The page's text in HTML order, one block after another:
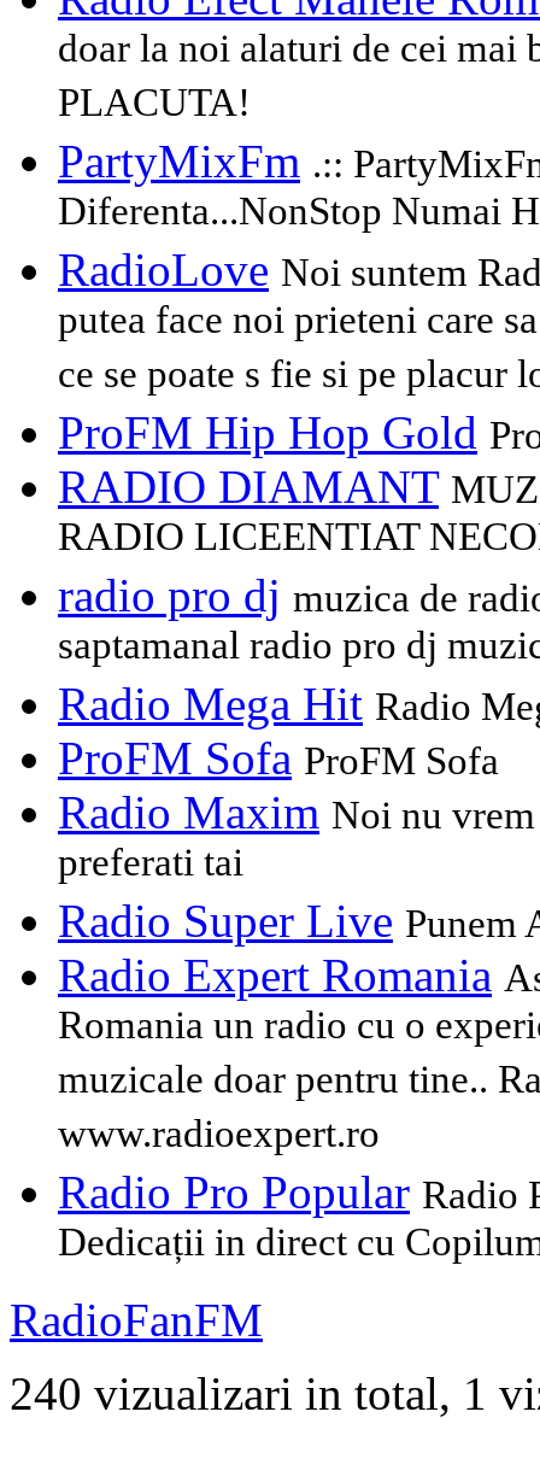
doar la noi alaturi de cei
PLACUTA!
PartyMixFm .::
Diferenta...NonStop Numai
RadioLove Noi suntem
putea face noi prieteni care
ce se poate s fie si pe
ProFM Hip Hop Gold
RADIO DIAMANT
RADIO LICEENTIAT
radio pro dj muzica de
saptamanal radio pro dj
Radio Mega Hit Radio
ProFM Sofa ProFM Sofa
Radio Maxim Noi nu
preferati tai
Radio Super Live Punem
Radio Expert Romania
Romania un radio cu o
muzicale doar pentru tine..
www.radioexpert.ro
Radio Pro Popular Radio
Dedicații in direct cu
RadioFanFM
240 vizualizari in total, 1